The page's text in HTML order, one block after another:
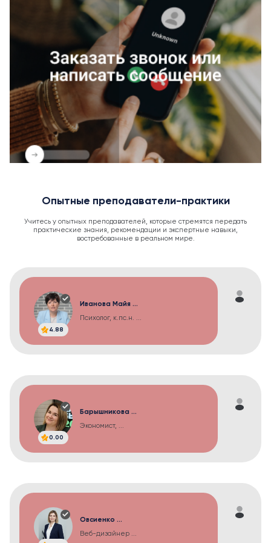
Опытные преподаватели-практики
Учитесь у опытных преподавателей, которые стремятся передать
практические знания, рекомендации и экспертные навыки,
востребованные в реальном мире.
4.88
Иванова Майя ...
Психолог, к.пс.н. ...
0.00
Барышникова ...
Экономист, ...
Овсиенко ...
Веб-дизайнер ...